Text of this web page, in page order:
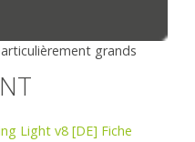
grands
Light v8 [DE] Fiche